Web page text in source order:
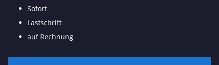
Sofort
Lastschrift
auf Rechnung